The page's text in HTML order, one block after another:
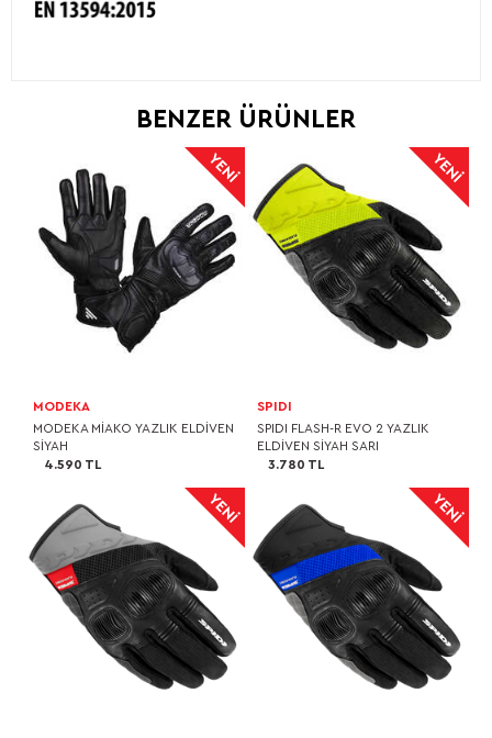
BENZER ÜRÜNLER
MODEKA
MODEKA MİAKO YAZLIK ELDİVEN
SİYAH
4.590 TL
SPIDI
SPIDI FLASH-R EVO 2 YAZLIK
ELDİVEN SİYAH SARI
3.780 TL